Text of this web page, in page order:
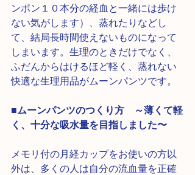
ンポン１０本分の経血と一緒には歩け
ない気がします）、蒸れたりなどし
て、結局長時間使えないものになって
しまいます。生理のときだけでなく、
ふだんからはけるほど軽く、蒸れない
快適な生理用品がムーンパンツです。
■ムーンパンツのつくり方　～薄くて軽
く、十分な吸水量を目指しました〜
メモリ付の月経カップをお使いの方以
外は、多くの人は自分の流血量を正確